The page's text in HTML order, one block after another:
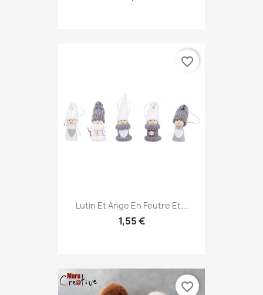
Lutin Et Ange En Feutre Et...
1,55 €
favorite_border
favorite_border